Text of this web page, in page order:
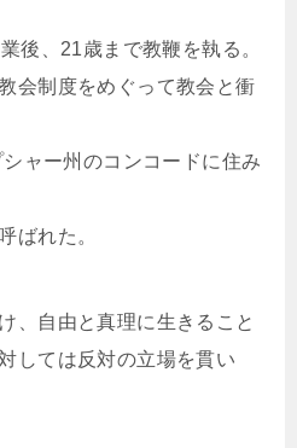
後、21歳まで教鞭を執る。
会制度をめぐって教会と衝
ャー州のコンコードに住み
ばれた。
、自由と真理に生きること
しては反対の立場を貫い